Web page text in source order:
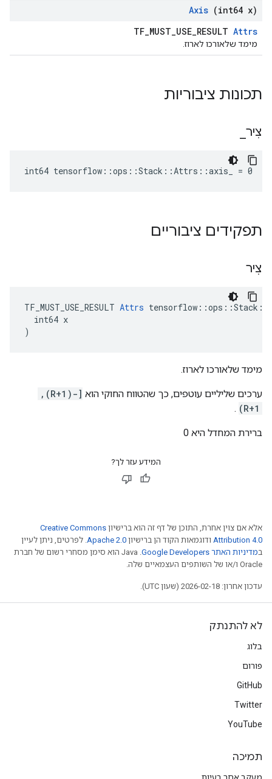
Axis (int64 x)
TF_MUST_USE_RESULT Attrs
מימד שלאורכו לארוז.
תכונות ציבוריות
צִיר
int64 tensorflow::ops::Stack::Attrs::axis_ = 0
תפקידים ציבוריים
צִיר
TF_MUST_USE_RESULT Attrs
  int64 x
)
מימד שלאורכו לארוז.
ערכים שליליים עוטפים, כך שהטווח החוקי הוא
[-(R+1),
R+1)
.
ברירת המחדל היא 0
המידע עזר לך?
אלא אם צוין אחרת, התוכן של דף זה הוא ברישיון Creative Commons
Attribution 4.0 ודוגמאות הקוד הן ברישיון Apache 2.0. לפרטים, ניתן לעיין
במדיניות האתר Google Developers‏
.‏ Java הוא סימן מסחרי רשום של חברת
Oracle ו/או של השותפים העצמאיים שלה.
עדכון אחרון: 2026-02-18 (שעון UTC).
לא להתנתק
בלוג
פורום
GitHub
Twitter
YouTube
תמיכה